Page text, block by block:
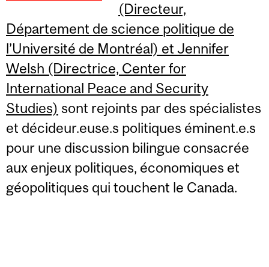
(Directeur,
Département de science politique de
l’Université de Montréal) et Jennifer
Welsh (Directrice, Center for
International Peace and Security
Studies) sont rejoints par des spécialistes
et décideur.euse.s politiques éminent.e.s
pour une discussion bilingue consacrée
aux enjeux politiques, économiques et
géopolitiques qui touchent le Canada.